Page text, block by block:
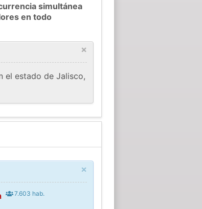
simultánea
en todo
×
el estado de Jalisco,
×
7.603 hab.